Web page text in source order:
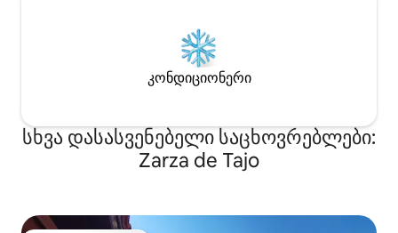
კონდიციონერი
სხვა დასასვენებელი საცხოვრებლები:
Zarza de Tajo